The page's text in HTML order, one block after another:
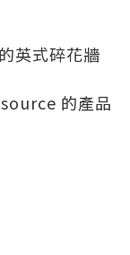
英式碎花牆
的產品